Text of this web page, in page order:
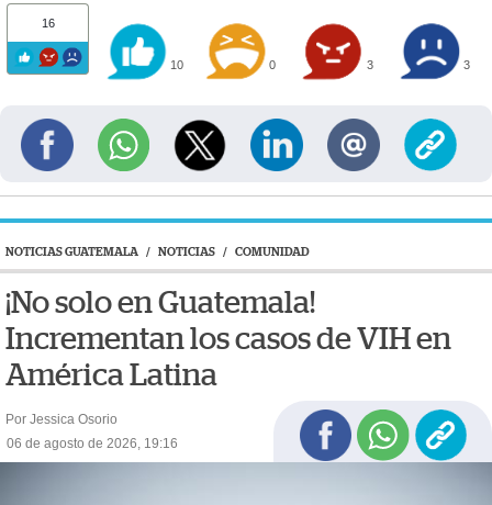
16
10 0 3 3
NOTICIAS GUATEMALA / NOTICIAS / COMUNIDAD
¡No solo en Guatemala!
Incrementan los casos de VIH en
América Latina
Por Jessica Osorio
06 de agosto de 2026, 19:16